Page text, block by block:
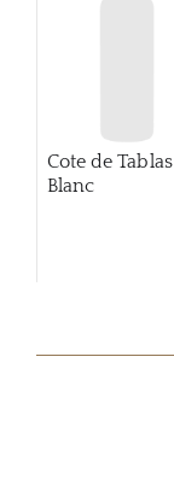
Cote de Tablas
Blanc